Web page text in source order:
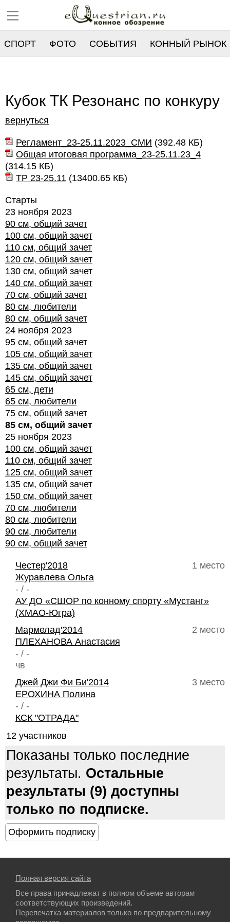
СПОРТ ФОТО СОБЫТИЯ КОННЫЙ РЫНОК
Кубок ТК Резонанс по конкуру
вернуться
Регламент_23-25.11.2023_СМИ (392.48 КБ)
Общая итоговая программа_23-25.11.23_4
(314.15 КБ)
ТР 23-25.11 (13400.65 КБ)
Старты
23 ноября 2023
90 см, общий зачет
100 см, общий зачет
110 см, общий зачет
120 см, общий зачет
130 см, общий зачет
140 см, общий зачет
70 см, общий зачет
80 см, любители
80 см, общий зачет
24 ноября 2023
95 см, общий зачет
105 см, общий зачет
135 см, общий зачет
145 см, общий зачет
65 см, дети
65 см, любители
75 см, общий зачет
85 см, общий зачет
25 ноября 2023
100 см, общий зачет
110 см, общий зачет
125 см, общий зачет
135 см, общий зачет
150 см, общий зачет
70 см, любители
80 см, любители
90 см, любители
90 см, общий зачет
1 место
Честер'2018
Журавлева Ольга
- / -
АУ ДО «СШОР по конному спорту «Мустанг»
(ХМАО-Югра)
2 место
Мармелад'2014
ПЛЕХАНОВА Анастасия
- / -
чв
3 место
Джей Джи Фи Би'2014
ЕРОХИНА Полина
- / -
КСК "ОТРАДА"
12 участников
Показаны только последние
результаты. Остальные
результаты (9) доступны
только по подписке.
Полная версия сайта
Все права принадлежат в полном объеме авторам
соответствующих произведений.
Перепечатка материалов только по предварительному